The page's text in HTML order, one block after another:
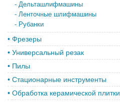
- Дельташлифмашины
- Ленточные шлифмашины
- Рубанки
• Фрезеры
• Универсальный резак
• Пилы
• Стационарные инструменты
• Обработка керамической плитки